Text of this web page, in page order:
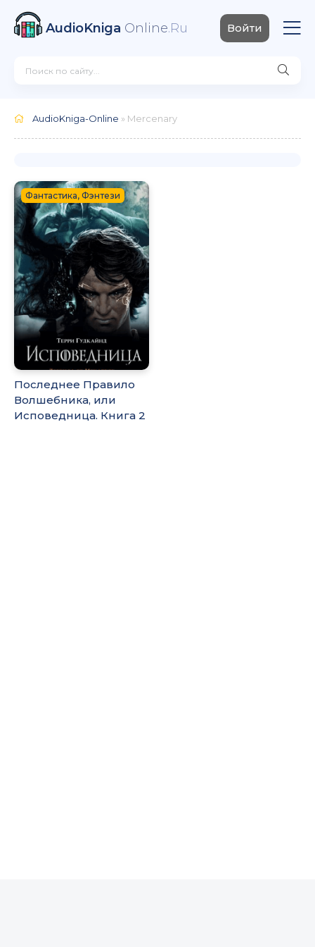
AudioKniga Online.Ru Войти
AudioKniga-Online » Mercenary
Фантастика, Фэнтези
Последнее Правило
Волшебника, или
Исповедница. Книга 2